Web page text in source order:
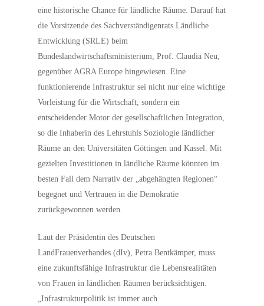
eine historische Chance für ländliche Räume. Darauf hat
die Vorsitzende des Sachverständigenrats Ländliche
Entwicklung (SRLE) beim
Bundeslandwirtschaftsministerium, Prof. Claudia Neu,
gegenüber AGRA Europe hingewiesen. Eine
funktionierende Infrastruktur sei nicht nur eine wichtige
Vorleistung für die Wirtschaft, sondern ein
entscheidender Motor der gesellschaftlichen Integration,
so die Inhaberin des Lehrstuhls Soziologie ländlicher
Räume an den Universitäten Göttingen und Kassel. Mit
gezielten Investitionen in ländliche Räume könnten im
besten Fall dem Narrativ der „abgehängten Regionen“
begegnet und Vertrauen in die Demokratie
zurückgewonnen werden.
Laut der Präsidentin des Deutschen
LandFrauenverbandes (dIv), Petra Bentkämper, muss
eine zukunftsfähige Infrastruktur die Lebensrealitäten
von Frauen in ländlichen Räumen berücksichtigen.
„Infrastrukturpolitik ist immer auch